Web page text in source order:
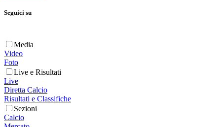
Seguici su
Media
Video
Foto
Live e Risultati
Live
Diretta Calcio
Risultati e Classifiche
Sezioni
Calcio